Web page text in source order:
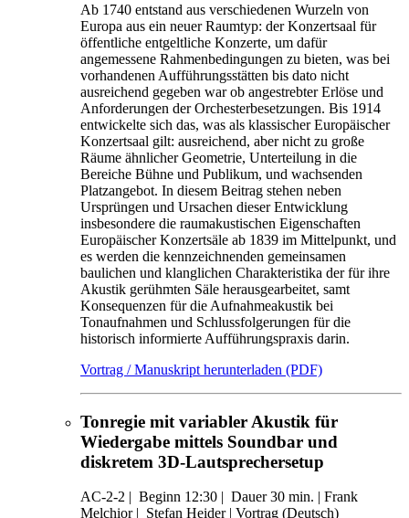
Ab 1740 entstand aus verschiedenen Wurzeln von
Europa aus ein neuer Raumtyp: der Konzertsaal für
öffentliche entgeltliche Konzerte, um dafür
angemessene Rahmenbedingungen zu bieten, was bei
vorhandenen Aufführungsstätten bis dato nicht
ausreichend gegeben war ob angestrebter Erlöse und
Anforderungen der Orchesterbesetzungen. Bis 1914
entwickelte sich das, was als klassischer Europäischer
Konzertsaal gilt: ausreichend, aber nicht zu große
Räume ähnlicher Geometrie, Unterteilung in die
Bereiche Bühne und Publikum, und wachsenden
Platzangebot. In diesem Beitrag stehen neben
Ursprüngen und Ursachen dieser Entwicklung
insbesondere die raumakustischen Eigenschaften
Europäischer Konzertsäle ab 1839 im Mittelpunkt, und
es werden die kennzeichnenden gemeinsamen
baulichen und klanglichen Charakteristika der für ihre
Akustik gerühmten Säle herausgearbeitet, samt
Konsequenzen für die Aufnahmeakustik bei
Tonaufnahmen und Schlussfolgerungen für die
historisch informierte Aufführungspraxis darin.
Vortrag / Manuskript herunterladen (PDF)
Tonregie mit variabler Akustik für
Wiedergabe mittels Soundbar und
diskretem 3D-Lautsprechersetup
AC-2-2 | Beginn 12:30 | Dauer 30 min. | Frank
Melchior | Stefan Heider | Vortrag (Deutsch)